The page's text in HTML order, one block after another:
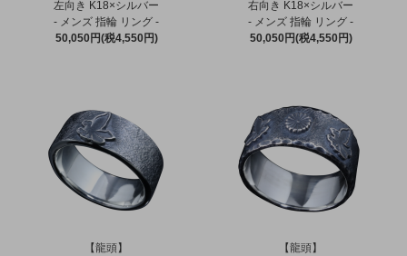
左向き K18×シルバー
- メンズ 指輪 リング -
50,050円(税4,550円)
右向き K18×シルバー
- メンズ 指輪 リング -
50,050円(税4,550円)
【龍頭】
【龍頭】